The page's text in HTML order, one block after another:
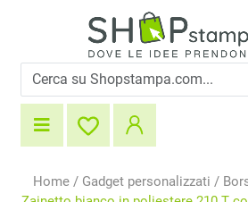
Home / Gadget personalizzati /